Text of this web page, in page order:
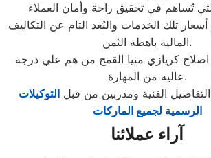
تُساهم في تحقيق راحة وأمان العملاء
تلك الخدمات والبُعد التام عن التكاليف
المالية باهظة الثمن.
كريازي منيا القمح من هم علي درجة
عاليه من المهارة.
الفنية ومدربين من قبلالتوكيلات
الرسمية لجميع الماركات
آراء عملائنا